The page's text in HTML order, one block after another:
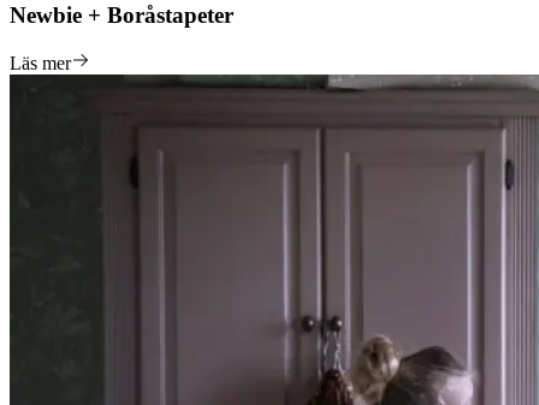
Newbie + Boråstapeter
Läs mer